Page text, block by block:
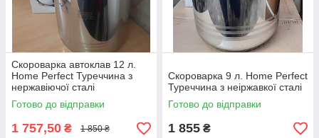
Скороварка автоклав 12 л.
Home Perfect Туреччина з
нержавіючої сталі
Готово до відправки
1 757,50 ₴ 1 850 ₴
Скороварка 9 л. Home Perfect
Туреччина з неіржавкої сталі
Готово до відправки
1 855 ₴